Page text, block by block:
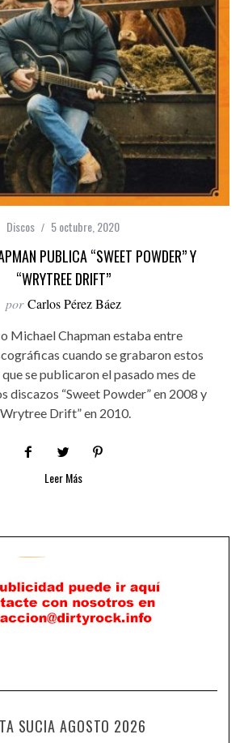
Discos 5 octubre, 2020
PUBLICA “SWEET POWDER” Y
“WRYTREE DRIFT”
por Carlos Pérez Báez
Michael Chapman estaba entre
cuando se grabaron estos
se publicaron el pasado mes de
discazos “Sweet Powder” en 2008 y
Drift” en 2010.
Leer Más
SUCIA AGOSTO 2026